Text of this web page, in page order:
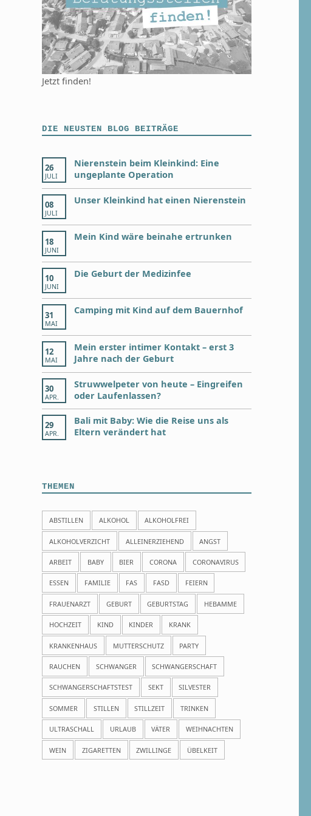
Jetzt finden!
DIE NEUSTEN BLOG BEITRÄGE
26
JULI
Nierenstein beim Kleinkind: Eine
ungeplante Operation
08
JULI
Unser Kleinkind hat einen Nierenstein
18
JUNI
Mein Kind wäre beinahe ertrunken
10
JUNI
Die Geburt der Medizinfee
31
MAI
Camping mit Kind auf dem Bauernhof
12
MAI
Mein erster intimer Kontakt – erst 3
Jahre nach der Geburt
30
APR.
Struwwelpeter von heute – Eingreifen
oder Laufenlassen?
29
APR.
Bali mit Baby: Wie die Reise uns als
Eltern verändert hat
THEMEN
ABSTILLEN ALKOHOL ALKOHOLFREI
ALKOHOLVERZICHT ALLEINERZIEHEND ANGST
ARBEIT BABY BIER CORONA CORONAVIRUS
ESSEN FAMILIE FAS FASD FEIERN
FRAUENARZT GEBURT GEBURTSTAG HEBAMME
HOCHZEIT KIND KINDER KRANK
KRANKENHAUS MUTTERSCHUTZ PARTY
RAUCHEN SCHWANGER SCHWANGERSCHAFT
SCHWANGERSCHAFTSTEST SEKT SILVESTER
SOMMER STILLEN STILLZEIT TRINKEN
ULTRASCHALL URLAUB VÄTER WEIHNACHTEN
WEIN ZIGARETTEN ZWILLINGE ÜBELKEIT